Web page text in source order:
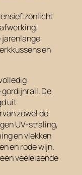
zonlicht
jarenlange
en
De
uit
zowel de
UV-straling,
en vlekken
en rode wijn.
veeleisende